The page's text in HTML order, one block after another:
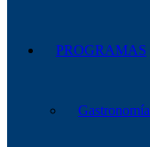
PROGRAMAS
Gastronomía